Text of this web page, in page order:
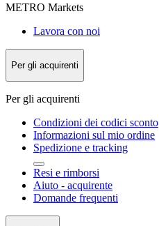
METRO Markets
Lavora con noi
Per gli acquirenti
Per gli acquirenti
Condizioni dei codici sconto
Informazioni sul mio ordine
Spedizione e tracking
Resi e rimborsi
Aiuto - acquirente
Domande frequenti